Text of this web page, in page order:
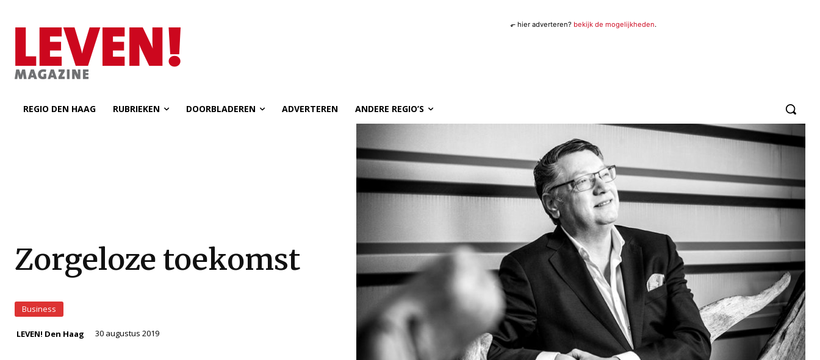
⬐ hier adverteren? bekijk de mogelijkheden.
REGIO DEN HAAG RUBRIEKEN DOORBLADEREN ADVERTEREN ANDERE REGIO’S
Zorgeloze toekomst
Business
LEVEN! Den Haag 30 augustus 2019